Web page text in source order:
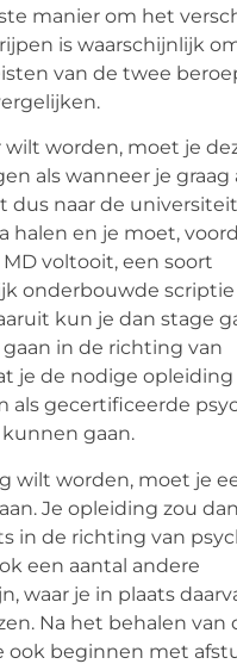
manier om het
is waarschijnlijk
van de twee
wilt worden, moet je
als wanneer je graag
dus naar de
halen en je moet,
voltooit, een soort
onderbouwde scriptie
kun je dan stage
in de richting van
je de nodige opleiding
als gecertificeerde
gaan.
wilt worden, moet je
Je opleiding zou dan
in de richting van
een aantal andere
waar je in plaats
Na het behalen van
ook beginnen met